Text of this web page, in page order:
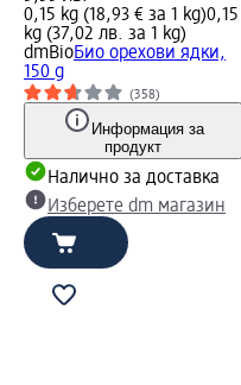
0,15 kg (18,93 € за 1 kg)0,15
kg (37,02 лв. за 1 kg)
dmBioБио орехови ядки,
150 g
(358)
Информация за
продукт
Налично за доставка
Изберете dm магазин